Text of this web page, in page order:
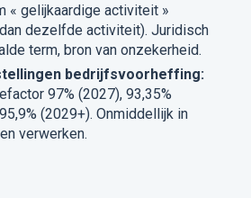
« gelijkaardige activiteit »
dezelfde activiteit). Juridisch
term, bron van onzekerheid.
bedrijfsvoorheffing:
97% (2027), 93,35%
(2029+). Onmiddellijk in
verwerken.